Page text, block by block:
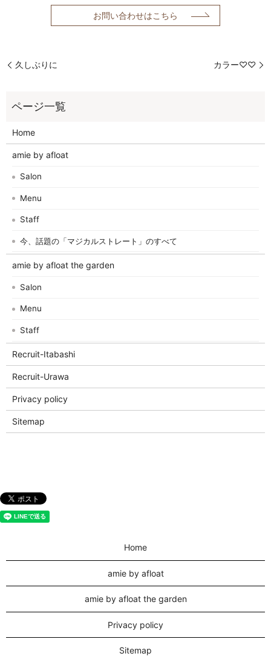
お問い合わせはこちら
久しぶりに カラー♡♡
Home
amie by afloat
Salon
Menu
Staff
今、話題の「マジカルストレート」のすべて
amie by afloat the garden
Salon
Menu
Staff
Recruit-Itabashi
Recruit-Urawa
Privacy policy
Sitemap
Home
amie by afloat
amie by afloat the garden
Privacy policy
Sitemap